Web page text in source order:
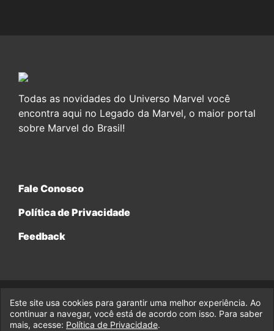
Todas as novidades do Universo Marvel você
encontra aqui no Legado da Marvel, o maior portal
sobre Marvel do Brasil!
Fale Conosco
Política de Privacidade
Feedback
© 2017-2026 Legado da Marvel, uma empresa da Legado
Enterprises.
Este site usa cookies para garantir uma melhor experiência. Ao
continuar a navegar, você está de acordo com isso. Para saber
mais, acesse: Política de Privacidade.